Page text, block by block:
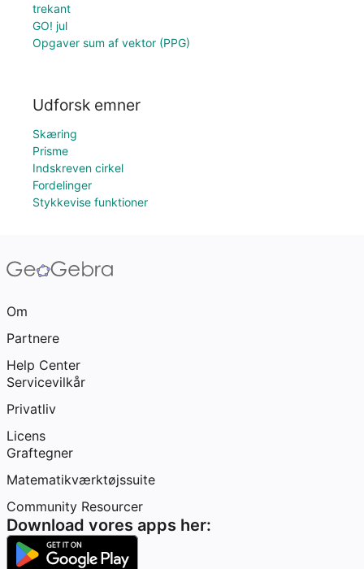
trekant
GO! jul
Opgaver sum af vektor (PPG)
Udforsk emner
Skæring
Prisme
Indskreven cirkel
Fordelinger
Stykkevise funktioner
Om
Partnere
Help Center
Servicevilkår
Privatliv
Licens
Graftegner
Matematikværktøjssuite
Community Resourcer
Download vores apps her: